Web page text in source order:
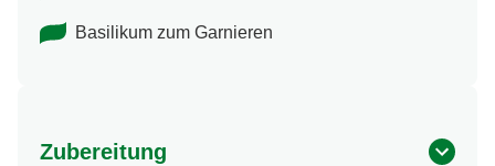
Basilikum zum Garnieren
Zubereitung